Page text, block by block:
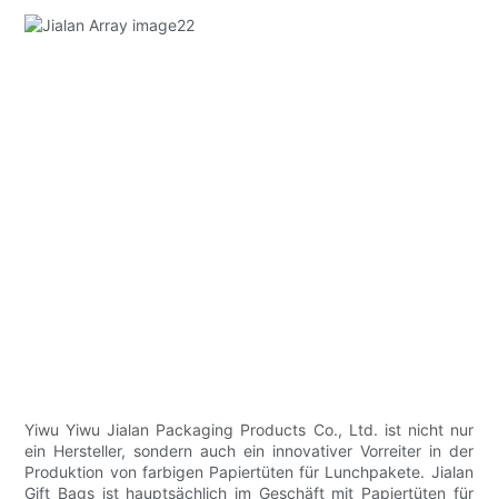
Yiwu Yiwu Jialan Packaging Products Co., Ltd. ist nicht nur
ein Hersteller, sondern auch ein innovativer Vorreiter in der
Produktion von farbigen Papiertüten für Lunchpakete. Jialan
Gift Bags ist hauptsächlich im Geschäft mit Papiertüten für